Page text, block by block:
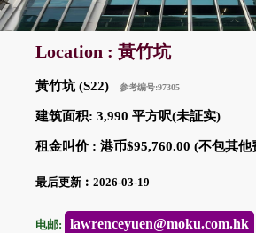
Location : 黃竹坑
黃竹坑 (S22) 参考编号:97305
建筑面积: 3,990 平方呎(未証实)
租金叫价 : 港币$95,760.00 (不包其他
最后更新︰2026-03-19
电邮: lawrenceyuen@moku.com.hk